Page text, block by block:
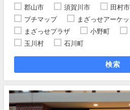
郡山市 須賀川市 田村市
プチマップ
まざっせアーケッ
まざっせプラザ
小野町
玉川村
石川町
検索